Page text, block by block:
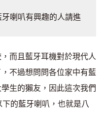
喇叭有興趣的人請進
而且藍牙耳機對於現代人
不過想問問各位家中有藍
生的獺友，因此這次我們
的藍牙喇叭，也就是八